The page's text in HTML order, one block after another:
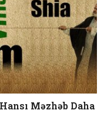
Məzhəb Daha